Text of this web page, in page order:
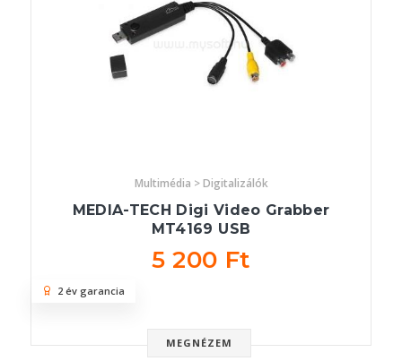
Multimédia > Digitalizálók
MEDIA-TECH Digi Video Grabber
MT4169 USB
5 200 Ft
MEGNÉZEM
2 év garancia